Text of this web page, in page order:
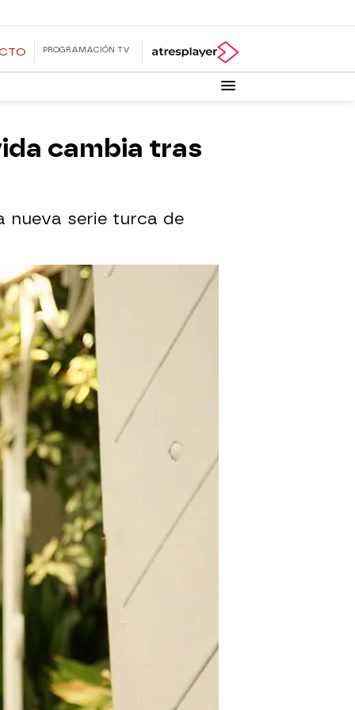
PROGRAMACIÓN TV
cambia tras
nueva serie turca de